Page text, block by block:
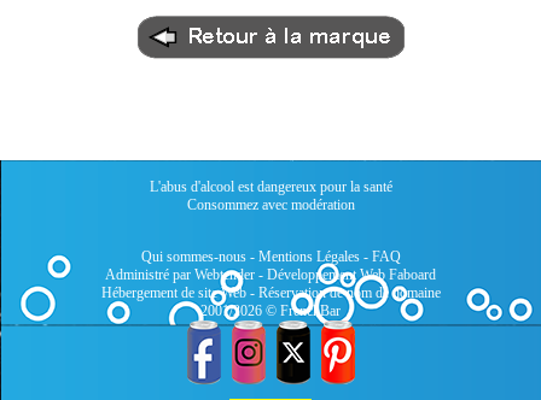
L'abus d'alcool est dangereux pour la santé
Consommez avec modération
Qui sommes-nous- Mentions Légales- FAQ
Administré par Webtender - Développement Web Faboard
Hébergement de site Web- Réservation de nom de domaine
2001/2026 © FrenchBar